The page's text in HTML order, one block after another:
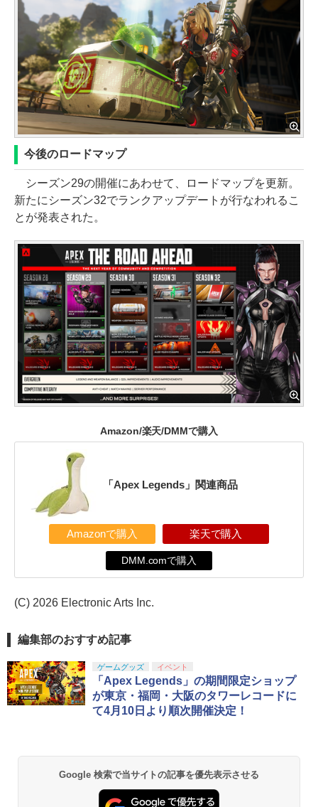
今後のロードマップ
シーズン29の開催にあわせて、ロードマップを更新。
新たにシーズン32でランクアップデートが行なわれるこ
とが発表された。
Amazon/楽天/DMMで購入
「Apex Legends」関連商品
Amazonで購入 楽天で購入
DMM.comで購入
(C) 2026 Electronic Arts Inc.
編集部のおすすめ記事
ゲームグッズ イベント
「Apex Legends」の期間限定ショップ
が東京・福岡・大阪のタワーレコードに
て4月10日より順次開催決定！
Google 検索で当サイトの記事を優先表示させる